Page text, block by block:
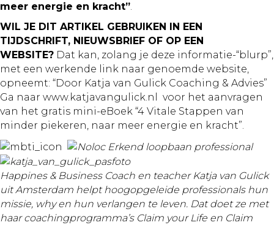
meer energie en kracht”.
WIL JE DIT ARTIKEL GEBRUIKEN IN EEN
TIJDSCHRIFT, NIEUWSBRIEF OF OP EEN
WEBSITE? Dat kan, zolang je deze informatie-“blurp”,
met een werkende link naar genoemde website,
opneemt: “Door Katja van Gulick Coaching & Advies”
Ga naar www.katjavangulick.nl voor het aanvragen
van het gratis mini-eBoek “4 Vitale Stappen van
minder piekeren, naar meer energie en kracht”.
Happines & Business Coach en teacher Katja van Gulick
uit Amsterdam helpt hoogopgeleide professionals hun
missie, why en hun verlangen te leven. Dat doet ze met
haar coachingprogramma’s Claim your Life en Claim